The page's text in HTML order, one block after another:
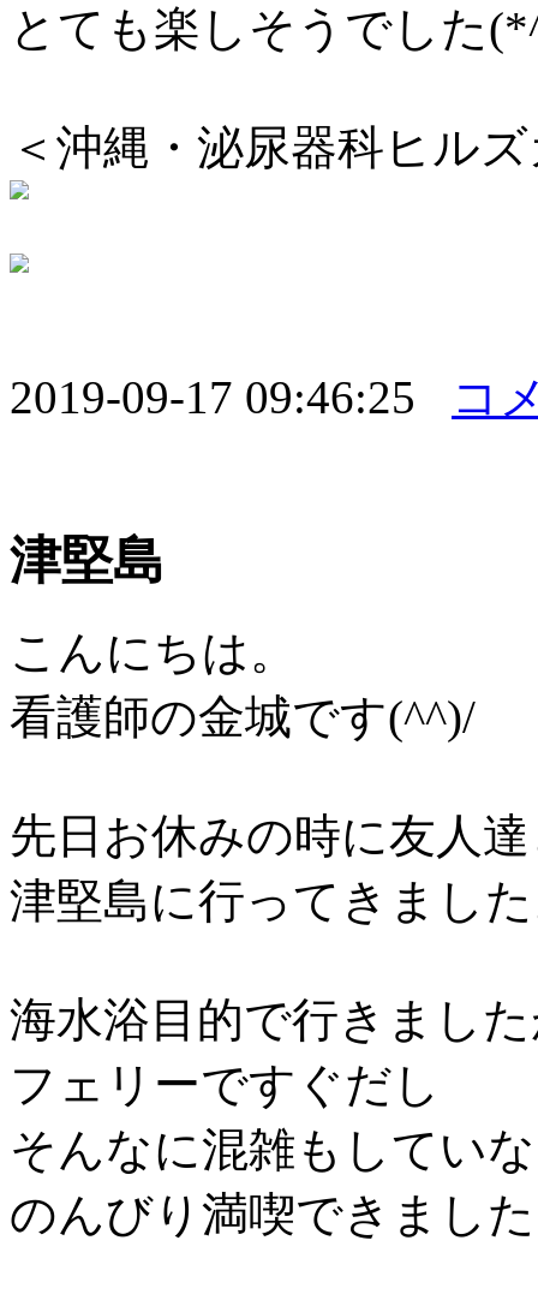
とても楽しそうでした
＜沖縄・泌尿器科ヒル
2019-09-17 09:46:25 コ
津堅島
こんにちは。
看護師の金城です(^^)/
先日お休みの時に友人
津堅島に行ってきまし
海水浴目的で行きまし
フェリーですぐだし
そんなに混雑もしてい
のんびり満喫できまし